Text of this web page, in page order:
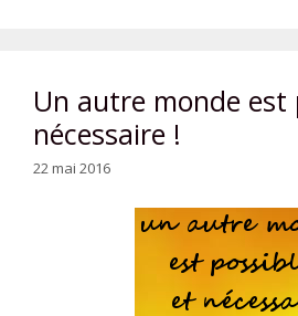
Un autre monde est
nécessaire !
22 mai 2016